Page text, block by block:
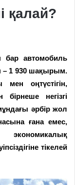
қалай?
бар автомобиль
– 1 930 шақырым.
оңтүстігін,
негізгі
әрбір жол
ғана емес,
тікелей